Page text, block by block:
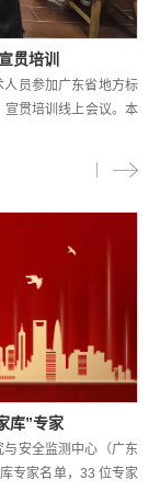
贯培训
员参加广东省地方标
贯培训线上会议。本
库”专家
安全监测中心（广东
专家名单，33 位专家